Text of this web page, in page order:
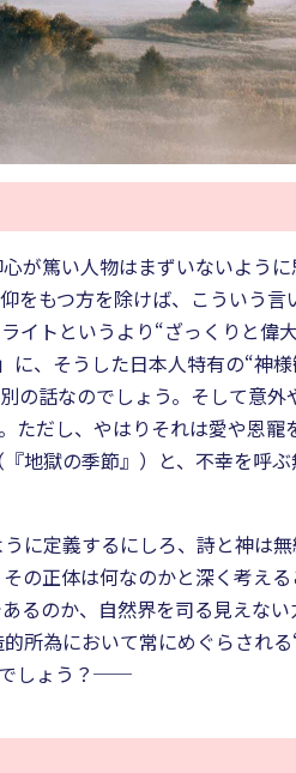
が篤い人物はまずいないように
をもつ方を除けば、こういう言
イトというより“ざっくりと偉
、そうした日本人特有の“神
の話なのでしょう。そして意外
ただし、やはりそれは愛や恩寵
地獄の季節』）と、不幸を呼
に定義するにしろ、詩と神は
の正体は何なのかと深く考える
るのか、自然界を司る見えない
所為において常にめぐらされる
でしょう？──